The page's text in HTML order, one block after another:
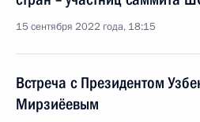
15 сентября 2022 года, 18:15
Встреча с Президентом
Мирзиёевым